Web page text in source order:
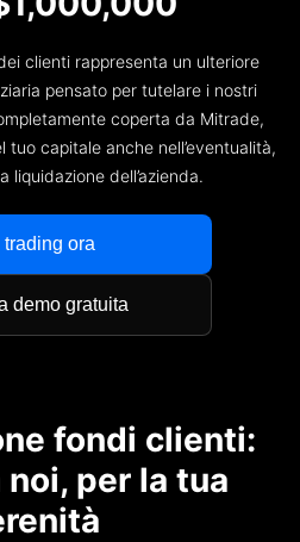
clienti rappresenta un ulteriore
pensato per tutelare i nostri
coperta da Mitrade,
capitale anche nell’eventualità,
liquidazione dell’azienda.
trading ora
demo gratuita
fondi clienti:
noi, per la tua